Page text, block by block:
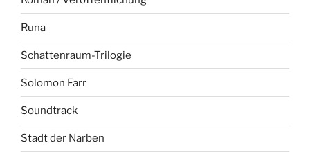
Runa
Schattenraum-Trilogie
Solomon Farr
Soundtrack
Stadt der Narben